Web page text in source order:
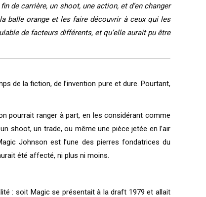
de carrière, un shoot, une action, et d’en changer
balle orange et les faire découvrir à ceux qui les
de facteurs différents, et qu’elle aurait pu être
de la fiction, de l’invention pure et dure. Pourtant,
pourrait ranger à part, en les considérant comme
shoot, un trade, ou même une pièce jetée en l’air
Johnson est l’une des pierres fondatrices du
été affecté, ni plus ni moins.
: soit Magic se présentait à la draft 1979 et allait